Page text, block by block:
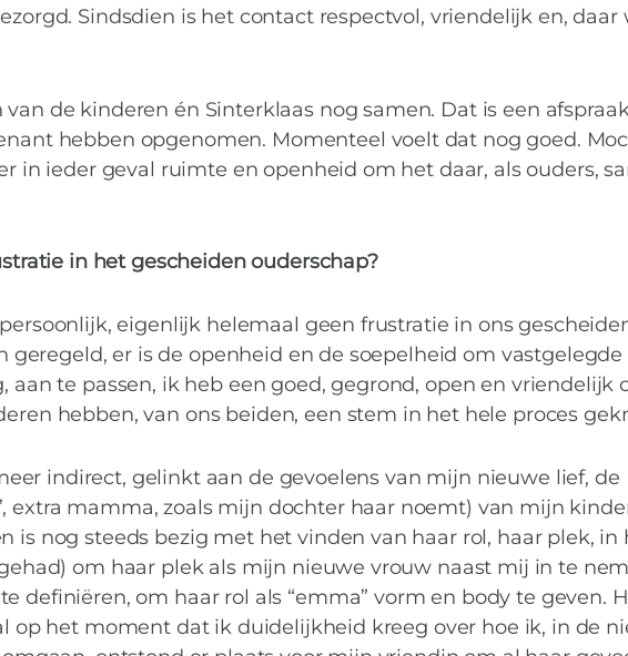
Sindsdien is het contact respectvol, vriendelijk en, daar
de kinderen én Sinterklaas nog samen. Dat is een
hebben opgenomen. Momenteel voelt dat nog goed.
in ieder geval ruimte en openheid om het daar, als ouders,
in het gescheiden ouderschap?
eigenlijk helemaal geen frustratie in ons
geregeld, er is de openheid en de soepelheid om vastgelegde
aan te passen, ik heb een goed, gegrond, open en vriendelijk
hebben, van ons beiden, een stem in het hele proces
indirect, gelinkt aan de gevoelens van mijn nieuwe lief, de
extra mamma, zoals mijn dochter haar noemt) van mijn
is nog steeds bezig met het vinden van haar rol, haar plek, in
om haar plek als mijn nieuwe vrouw naast mij in te
definiëren, om haar rol als “emma” vorm en body te geven.
op het moment dat ik duidelijkheid kreeg over hoe ik, in de